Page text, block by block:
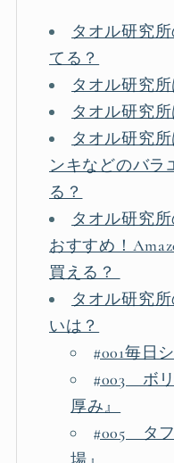
タオル研究
てる？
タオル研究
タオル研究
タオル研究
ンキなどのバラ
る？
タオル研究
おすすめ！
買える？
タオル研究
いは？
#001毎日
#003 ボ
厚み』
#005 タ